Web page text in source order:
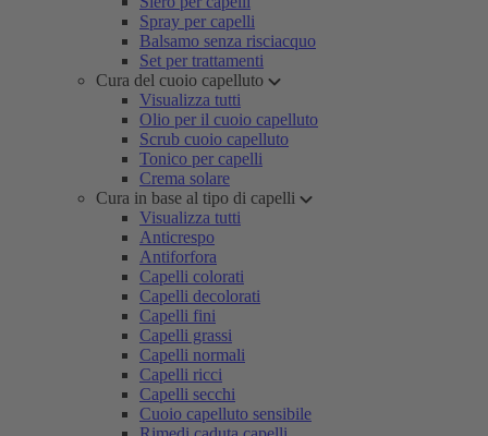
Spray per capelli
Balsamo senza risciacquo
Set per trattamenti
Cura del cuoio capelluto
Visualizza tutti
Olio per il cuoio capelluto
Scrub cuoio capelluto
Tonico per capelli
Crema solare
Cura in base al tipo di capelli
Visualizza tutti
Anticrespo
Antiforfora
Capelli colorati
Capelli decolorati
Capelli fini
Capelli grassi
Capelli normali
Capelli ricci
Capelli secchi
Cuoio capelluto sensibile